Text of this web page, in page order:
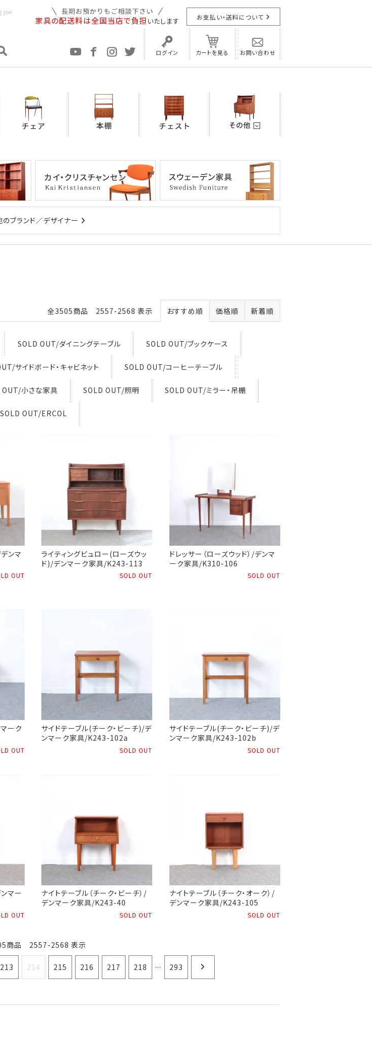
joe
家具の配送料は全国当店で負担 いたします お支払い・送料について
ログイン カートを見る お問い合わせ
のブランド／デザイナー
全3505商品 2557-2568 表示 おすすめ順 価格順 新着順
SOLD OUT/ダイニングテーブル SOLD OUT/ブックケース
サイドボード・キャビネット SOLD OUT/コーヒーテーブル
OUT/小さな家具 SOLD OUT/照明 SOLD OUT/ミラー・吊棚
SOLD OUT/ERCOL
ンマ
OUT
ライティングビュロー(ローズウッ
ド)/デンマーク家具/K243-113
SOLD OUT
ドレッサー（ローズウッド）/デンマ
ーク家具/K310-106
SOLD OUT
ーク
OUT
サイドテーブル(チーク・ビーチ)/デ
ンマーク家具/K243-102a
SOLD OUT
サイドテーブル(チーク・ビーチ)/デ
ンマーク家具/K243-102b
SOLD OUT
マー
OUT
ナイトテーブル（チーク・ビーチ）/
デンマーク家具/K243-40
SOLD OUT
ナイトテーブル（チーク・オーク）/
デンマーク家具/K243-105
SOLD OUT
商品 2557-2568 表示
213 214 215 216 217 218 ... 293